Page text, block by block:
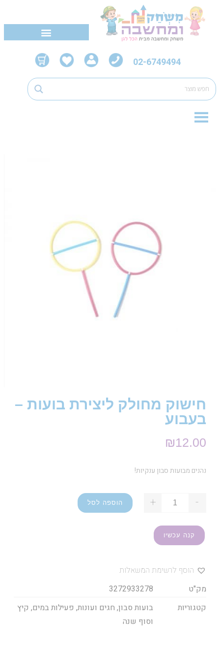
02-6749494
חישוק מחולק ליצירת בועות –
בעבוע
₪12.00
נהנים מבועות סבון ענקיות!
-
+ הוספה לסל
קנה עכשיו
הוסף לרשימת המשאלות
מק"ט
3272933278
קטגוריות
בועות סבון, חגים ועונות, פעילות במים, קיץ
וסוף שנה